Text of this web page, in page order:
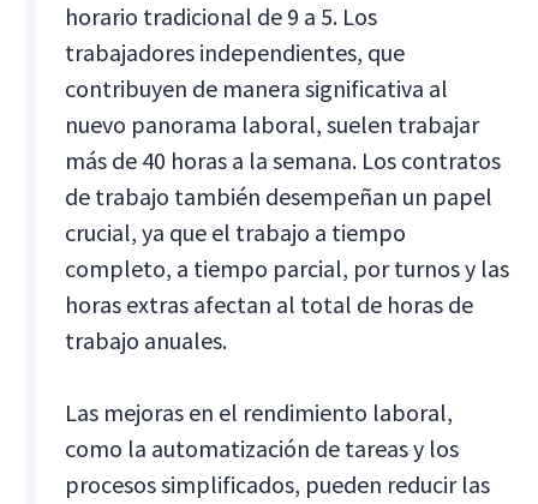
horario tradicional de 9 a 5. Los
trabajadores independientes, que
contribuyen de manera significativa al
nuevo panorama laboral, suelen trabajar
más de 40 horas a la semana. Los contratos
de trabajo también desempeñan un papel
crucial, ya que el trabajo a tiempo
completo, a tiempo parcial, por turnos y las
horas extras afectan al total de horas de
trabajo anuales.
Las mejoras en el rendimiento laboral,
como la automatización de tareas y los
procesos simplificados, pueden reducir las